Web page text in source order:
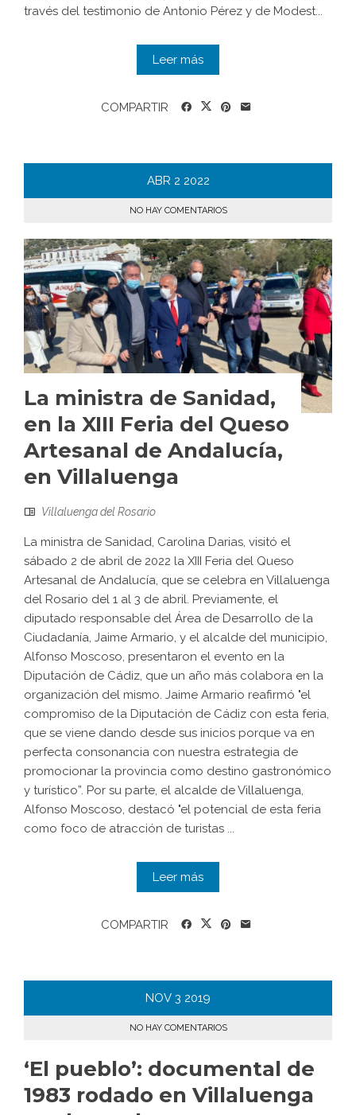
través del testimonio de Antonio Pérez y de Modest...
Leer más
COMPARTIR
ABR 2 2022
NO HAY COMENTARIOS
La ministra de Sanidad,
en la XIII Feria del Queso
Artesanal de Andalucía,
en Villaluenga
Villaluenga del Rosario
La ministra de Sanidad, Carolina Darias, visitó el
sábado 2 de abril de 2022 la XIII Feria del Queso
Artesanal de Andalucía, que se celebra en Villaluenga
del Rosario del 1 al 3 de abril. Previamente, el
diputado responsable del Área de Desarrollo de la
Ciudadanía, Jaime Armario, y el alcalde del municipio,
Alfonso Moscoso, presentaron el evento en la
Diputación de Cádiz, que un año más colabora en la
organización del mismo. Jaime Armario reafirmó "el
compromiso de la Diputación de Cádiz con esta feria,
que se viene dando desde sus inicios porque va en
perfecta consonancia con nuestra estrategia de
promocionar la provincia como destino gastronómico
y turístico”. Por su parte, el alcalde de Villaluenga,
Alfonso Moscoso, destacó "el potencial de esta feria
como foco de atracción de turistas ...
Leer más
COMPARTIR
NOV 3 2019
NO HAY COMENTARIOS
‘El pueblo’: documental de
1983 rodado en Villaluenga